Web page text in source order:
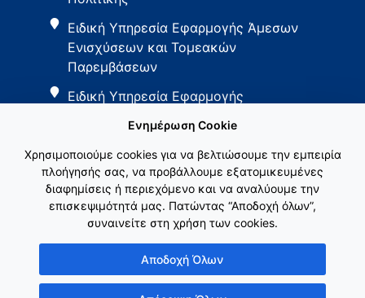
Ειδική Υπηρεσία Εφαρμογής Άμεσων
Ενισχύσεων και Τομεακών
Παρεμβάσεων
Ειδική Υπηρεσία Εφαρμογής
Εθνικό Δίκτυο ΚΑΠ
Ενημέρωση Cookie
Χρησιμοποιούμε cookies για να βελτιώσουμε την εμπειρία
πλοήγησής σας, να προβάλλουμε εξατομικευμένες
διαφημίσεις ή περιεχόμενο και να αναλύουμε την
επισκεψιμότητά μας. Πατώντας “Αποδοχή όλων”,
συναινείτε στη χρήση των cookies.
Αποδοχή Όλων